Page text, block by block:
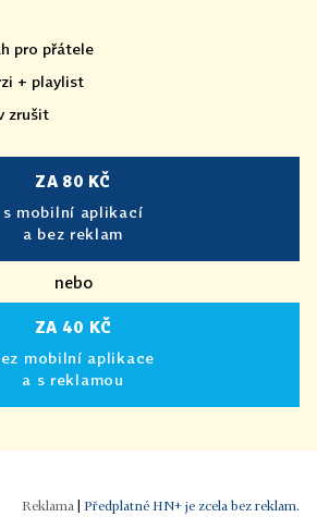
pro přátele
+ playlist
zrušit
ZA 80 KČ
s mobilní aplikací
a bez reklam
nebo
ZA 40 KČ
mobilní aplikace
a s reklamou
Předplatné HN+ je zcela bez reklam.